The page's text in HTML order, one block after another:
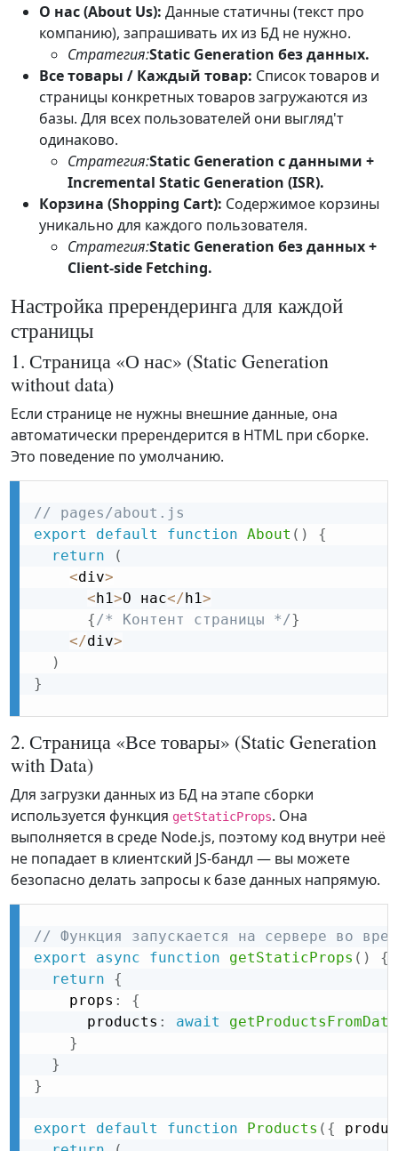
О нас (About Us): Данные статичны (текст про
компанию), запрашивать их из БД не нужно.
Стратегия:Static Generation без данных.
Все товары / Каждый товар: Список товаров и
страницы конкретных товаров загружаются из
базы. Для всех пользователей они выгляд'т
одинаково.
Стратегия:Static Generation с данными +
Incremental Static Generation (ISR).
Корзина (Shopping Cart): Содержимое корзины
уникально для каждого пользователя.
Стратегия:Static Generation без данных +
Client-side Fetching.
Настройка пререндеринга для каждой
страницы
1. Страница «О нас» (Static Generation
without data)
Если странице не нужны внешние данные, она
автоматически пререндерится в HTML при сборке.
Это поведение по умолчанию.
// pages/about.js
export
default function About ( )
{
return
(
<div>
<h1>О нас</h1>
{ /* Контент страницы */}
</div>
)
}
2. Страница «Все товары» (Static Generation
with Data)
Для загрузки данных из БД на этапе сборки
используется функция getStaticProps. Она
выполняется в среде Node.js, поэтому код внутри неё
не попадает в клиентский JS-бандл — вы можете
безопасно делать запросы к базе данных напрямую.
// Функция запускается на сервере во
export
async function getStaticProps ( )
{
return
{
    props
:
{
      products
: await
}
}
}
export default function Products ( {